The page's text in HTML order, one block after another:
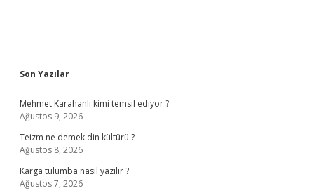
Sidebar
Son Yazılar
Mehmet Karahanlı kimi temsil ediyor ?
Ağustos 9, 2026
Teizm ne demek din kültürü ?
Ağustos 8, 2026
Karga tulumba nasıl yazılır ?
Ağustos 7, 2026